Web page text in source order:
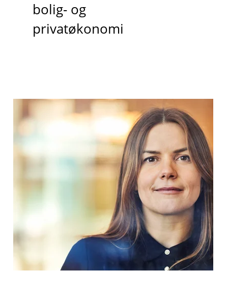
bolig- og
privatøkonomi